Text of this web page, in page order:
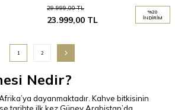
29.999,00TL
23.999,00 TL
%20
İNDIRIM
1 2
Nedir?
dayanmaktadır. Kahve bitkisinin